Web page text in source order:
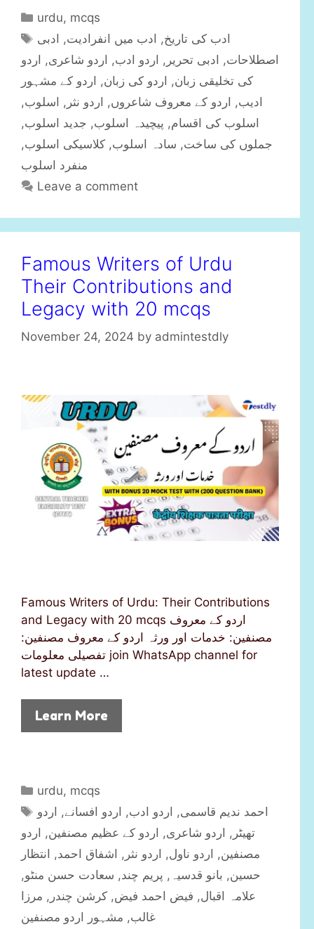
C
t
e
g
o
r
e
s
urdu, mcqs
a
s
ادب کی تاریخ, ادب میں انفرادیت, ادبی
اصطلاحات, ادبی تحریر , اردو ادب, اردو شاعری, اردو
کی تخلیقی زبان, اردو کی زبان, اردو کے مشہور
ادیب, اردو کے معروف شاعروں, اردو نثر , اسلوب,
اسلوب کی اقسام, پیچیدہ اسلوب, جدید اسلوب,
جملوں کی ساخت, سادہ اسلوب, کلاسیکی اسلوب,
منفرد اسلوب
Leave a comment
Famous Writers of Urdu
Their Contributions and
Legacy with 20 mcqs
November 24, 2024 by admintestdly
Famous Writers of Urdu: Their Contributions
and Legacy with 20 mcqs اردو کے معروف
مصنفین: خدمات اور ورثہ اردو کے معروف مصنفین:
تفصیلی معلومات join WhatsApp channel for
latest update …
Learn More
C
t
e
g
o
r
i
urdu, mcqs
T
a
s
احمد ندیم قاسمی, اردو ادب, اردو افسانے, اردو
تھیٹر , اردو شاعری, اردو کے عظیم مصنفین, اردو
مصنفین, اردو ناول, اردو نثر , اشفاق احمد, انتظار
حسین, بانو قدسیہ , پریم چند, سعادت حسن منٹو,
علامہ اقبال, فیض احمد فیض, کرشن چندر , مرزا
غالب, مشہور اردو مصنفین